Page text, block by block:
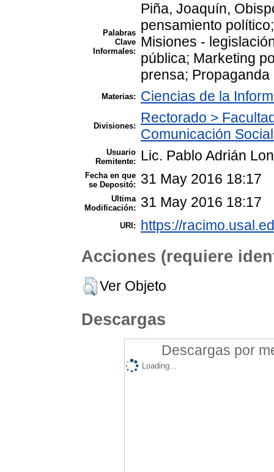
Palabras
Clave
Informales:
Piña, Joaquín,
pensamiento
Misiones -
pública; Marketing
prensa;
Materias: Ciencias de la
Divisiones:
Rectorado >
Comunicación
Usuario
Remitente:
Lic. Pablo Adrián
Fecha en que
se Depositó:
31 May 2016 18:17
Ultima
Modificación:
31 May 2016 18:17
URI: https://
Acciones (requiere
Ver Objeto
Descargas
Descargas por
Loading...